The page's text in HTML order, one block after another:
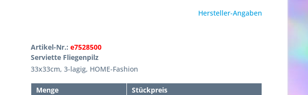
Hersteller-Angaben
Artikel-Nr.: e7528500
Serviette Fliegenpilz
33x33cm, 3-lagig, HOME-Fashion
Menge
Stückpreis